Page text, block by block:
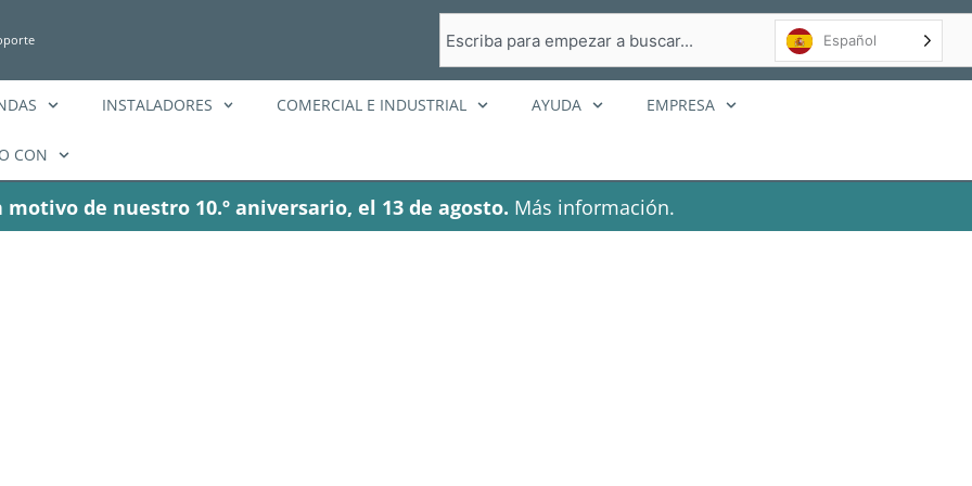
en
Español
INSTALADORES COMERCIAL E INDUSTRIAL AYUDA EMPRESA
CON
de nuestro 10.º aniversario, el 13 de agosto. Más información.